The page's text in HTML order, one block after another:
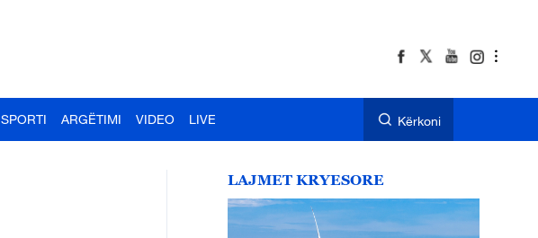
SPORTI ARGËTIMI VIDEO LIVE Kërkoni
LAJMET KRYESORE